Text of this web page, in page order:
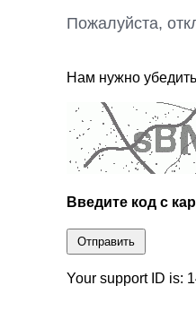
Пожалуйста,
Нам нужно
Введите код с
Отправить
Your support ID is: